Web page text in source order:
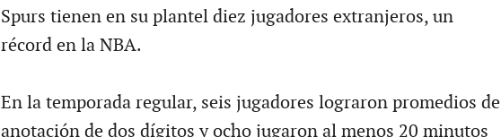
Spurs tienen en su plantel diez jugadores extranjeros, un
récord en la NBA.
En la temporada regular, seis jugadores lograron promedios de
anotación de dos dígitos y ocho jugaron al menos 20 minutos